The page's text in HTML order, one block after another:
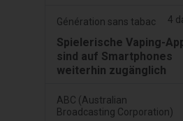
Génération sans tabac 4
Spielerische Vaping-
sind auf Smartphones
weiterhin zugänglich
ABC (Australian
Broadcasting Corporation)